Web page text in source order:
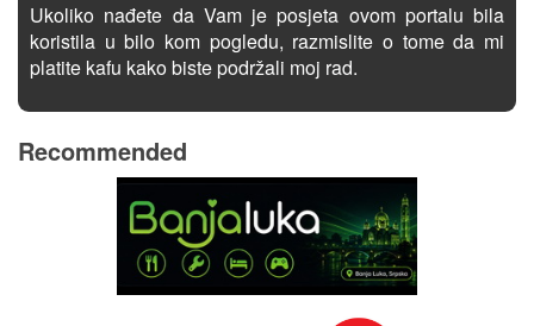
Ukoliko nađete da Vam je posjeta ovom portalu bila
koristila u bilo kom pogledu, razmislite o tome da mi
platite kafu kako biste podržali moj rad.
Recommended